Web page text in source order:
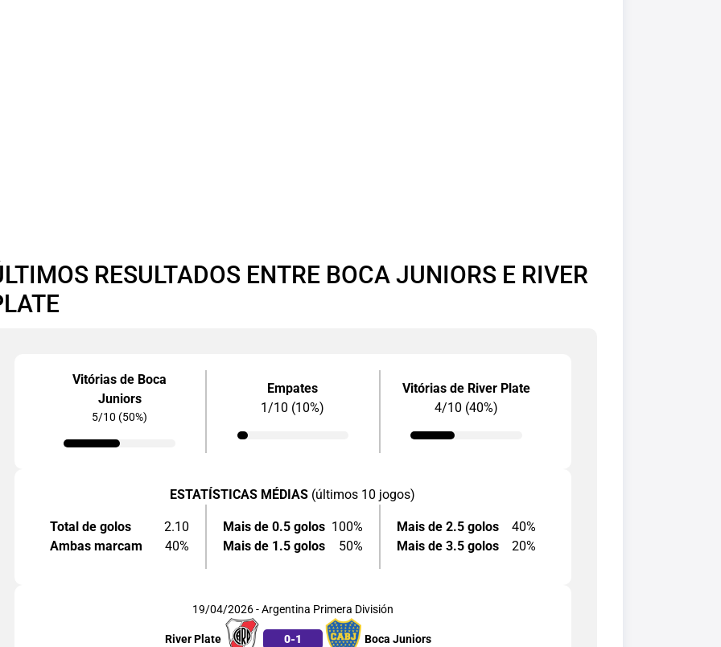
RESULTADOS ENTRE BOCA JUNIORS E RIVER
Vitórias de Boca
Juniors
5/10 (50%)
Empates
1/10 (10%)
Vitórias de River Plate
4/10 (40%)
ESTATÍSTICAS MÉDIAS (últimos 10 jogos)
Total de golos
2.10
Ambas marcam
40%
Mais de 0.5 golos 100%
Mais de 1.5 golos
50%
Mais de 2.5 golos
40%
Mais de 3.5 golos
20%
19/04/2026 - Argentina Primera División
River Plate 0-1 Boca Juniors